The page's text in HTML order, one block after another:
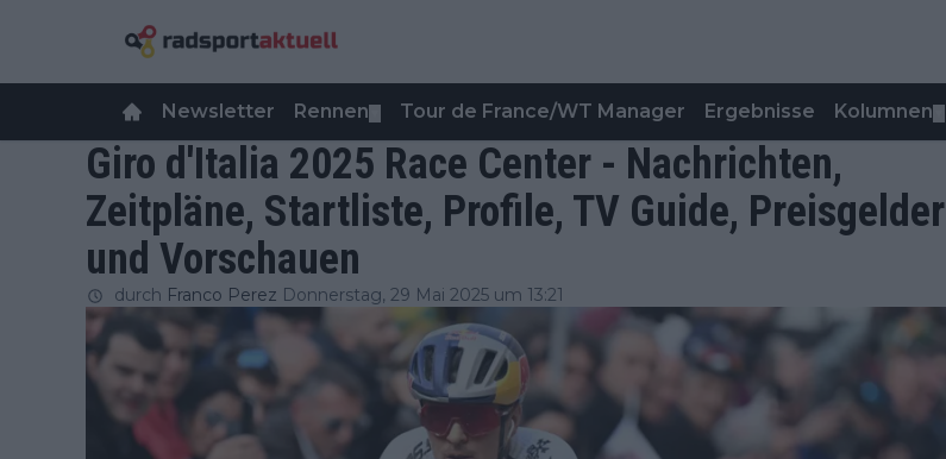
Newsletter Rennen Tour de France/WT Manager Ergebnisse Kolumnen
Giro d'Italia 2025 Race Center - Nachrichten,
Zeitpläne, Startliste, Profile, TV Guide, Preisgelder
und Vorschauen
durch Franco Perez Donnerstag, 29 Mai 2025 um 13:21